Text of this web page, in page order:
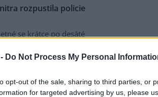
Do Not Process My Personal
opt-out of the sale, sharing to third parties, or
for targeted advertising by us, please
rozpustila policie
se krátce po desáté
požadující propuštění
údajných excesů na
Před jedenáctou
shromáždilo asi dvě stě
nástroji.